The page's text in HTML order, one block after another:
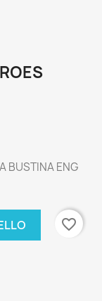
BUSTINA ENG
favorite_border